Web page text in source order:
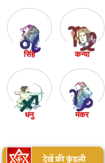
सिंह कन्या
धनु मकर
देखें फ्री कुंडली